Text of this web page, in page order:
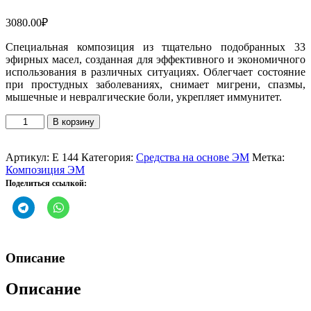
3080.00₽
Специальная композиция из тщательно подобранных 33
эфирных масел, созданная для эффективного и экономичного
использования в различных ситуациях. Облегчает состояние
при простудных заболеваниях, снимает мигрени, спазмы,
мышечные и невралгические боли, укрепляет иммунитет.
Количество
товара
эфирных
масла
Стронг
Композиция
В корзину
Артикул: Е 144 Категория: Средства на основе ЭМ Метка:
Композиция ЭМ
Поделиться ссылкой:
Описание
Описание